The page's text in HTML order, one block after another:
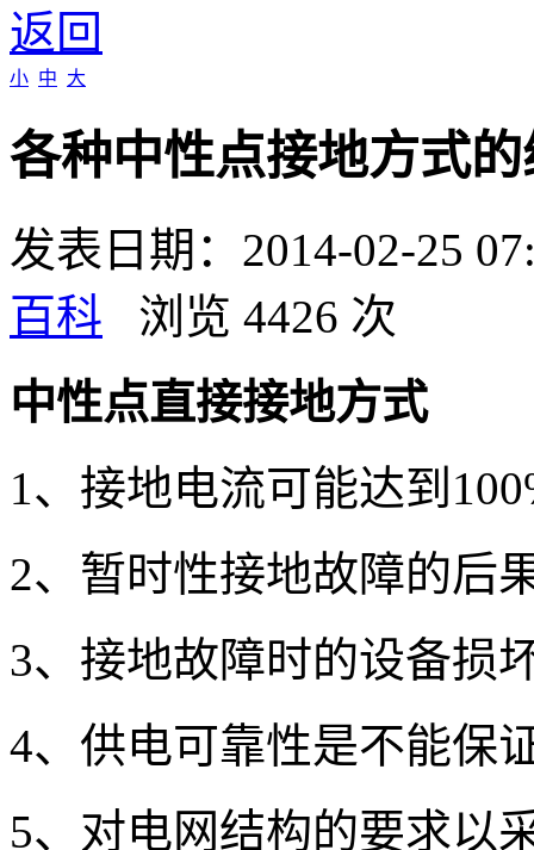
返回
小 中 大
各种中性点接地方式
发表日期：2014-02-25
百科 浏览 4426 次
中性点直接接地方式
1、接地电流可能达到
2、暂时性接地故障的后
3、接地故障时的设备损
4、供电可靠性是不能保
5、对电网结构的要求以